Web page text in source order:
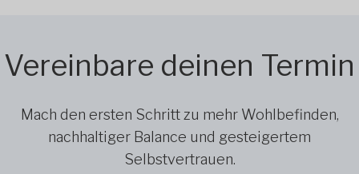
Vereinbare deinen Termin
Mach den ersten Schritt zu mehr Wohlbefinden,
nachhaltiger Balance und gesteigertem
Selbstvertrauen.